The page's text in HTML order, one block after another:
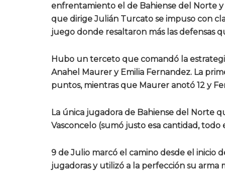
enfrentamiento el de Bahiense del Norte
que dirige Julián Turcato se impuso con
juego donde resaltaron más las defensas
Hubo un terceto que comandó la
Anahel Maurer y Emilia Fernandez. La
puntos, mientras que Maurer anotó 12 y
La única jugadora de Bahiense del Norte
Vasconcelo (sumó justo esa cantidad,
9 de Julio marcó el camino desde el inicio
jugadoras y utilizó a la perfección su arma